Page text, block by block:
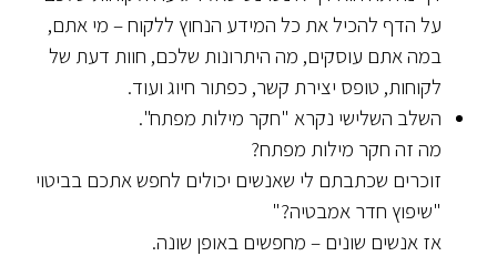
על הדף להכיל את כל המידע הנחוץ ללקוח – מי אתם,
במה אתם עוסקים, מה היתרונות שלכם, חוות דעת של
לקוחות, טופס יצירת קשר, כפתור חיוג ועוד.
השלב השלישי נקרא "חקר מילות מפתח".
מה זה חקר מילות מפתח?
זוכרים שכתבתם לי שאנשים יכולים לחפש אתכם בביטוי
"שיפוץ חדר אמבטיה?"
אז אנשים שונים – מחפשים באופן שונה.